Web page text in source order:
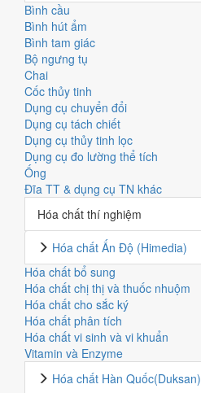
Bình cầu
Bình hút ẩm
Bình tam giác
Bộ ngưng tụ
Chai
Cốc thủy tinh
Dụng cụ chuyển đổi
Dụng cụ tách chiết
Dụng cụ thủy tinh lọc
Dụng cụ đo lường thể tích
Ống
Đĩa TT & dụng cụ TN khác
Hóa chất thí nghiệm
Hóa chất Ấn Độ (Himedia)
Hóa chất bổ sung
Hóa chất chị thị và thuốc nhuộm
Hóa chất cho sắc ký
Hóa chất phân tích
Hóa chất vi sinh và vi khuẩn
Vitamin và Enzyme
Hóa chất Hàn Quốc(Duksan)